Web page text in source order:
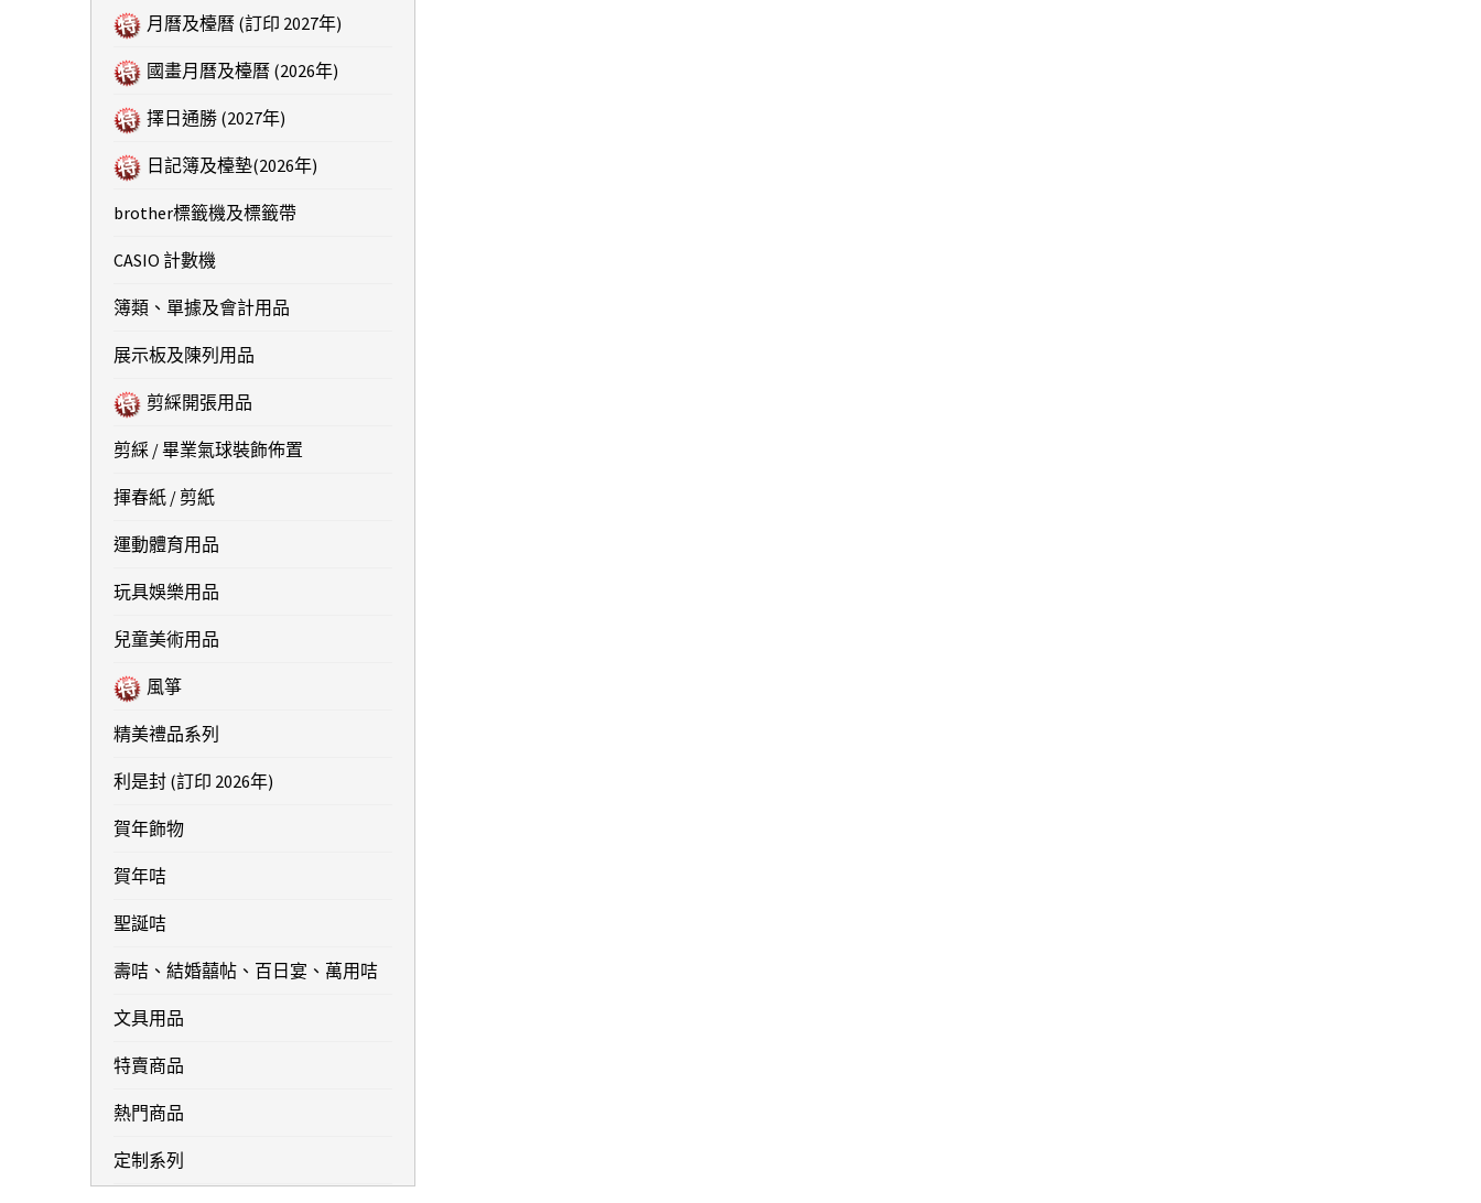
月曆及檯曆 (訂印 2027年)
國畫月曆及檯曆 (2026年)
擇日通勝 (2027年)
日記簿及檯墊(2026年)
brother標籤機及標籤帶
CASIO 計數機
簿類、單據及會計用品
展示板及陳列用品
剪綵開張用品
剪綵 / 畢業氣球裝飾佈置
揮春紙 / 剪紙
運動體育用品
玩具娛樂用品
兒童美術用品
風箏
精美禮品系列
利是封 (訂印 2026年)
賀年飾物
賀年咭
聖誕咭
壽咭、結婚囍帖、百日宴、萬用咭
文具用品
特賣商品
熱門商品
定制系列